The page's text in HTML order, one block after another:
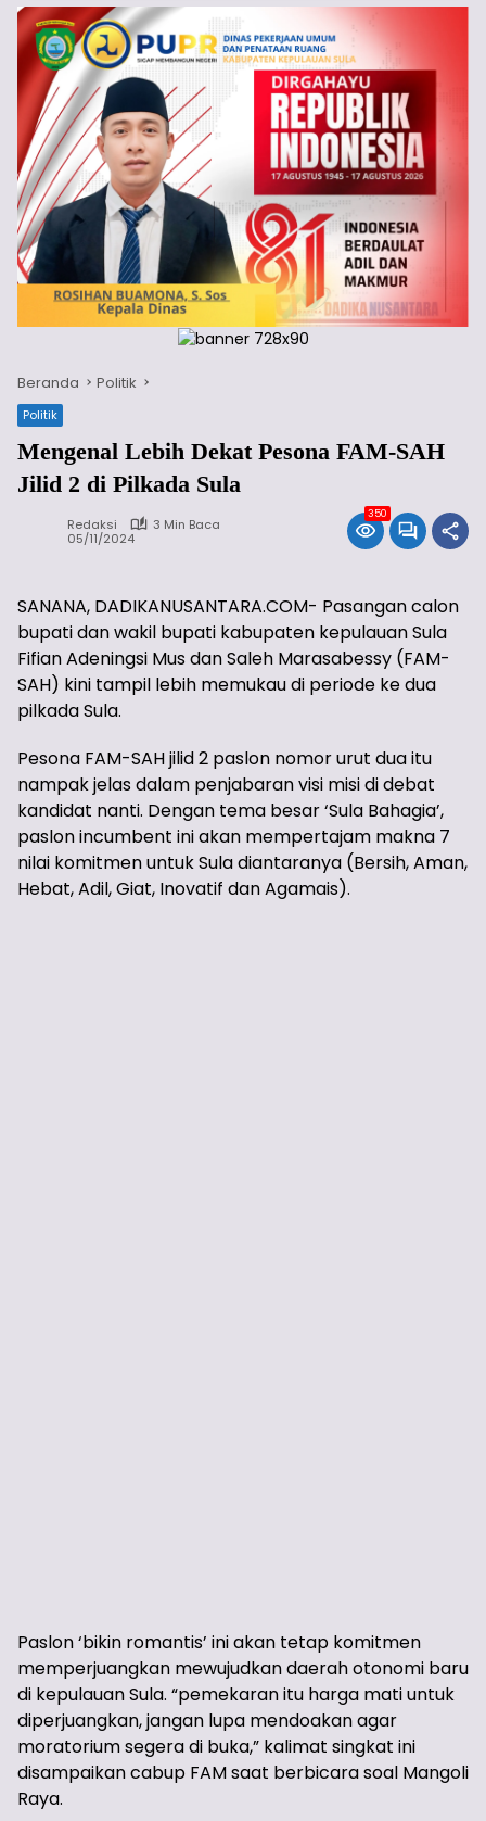
Beranda Politik
Politik
Mengenal Lebih Dekat Pesona FAM-SAH
Jilid 2 di Pilkada Sula
Redaksi
3 Min Baca
05/11/2024
350
SANANA, DADIKANUSANTARA.COM- Pasangan calon
bupati dan wakil bupati kabupaten kepulauan Sula
Fifian Adeningsi Mus dan Saleh Marasabessy (FAM-
SAH) kini tampil lebih memukau di periode ke dua
pilkada Sula.
Pesona FAM-SAH jilid 2 paslon nomor urut dua itu
nampak jelas dalam penjabaran visi misi di debat
kandidat nanti. Dengan tema besar ‘Sula Bahagia’,
paslon incumbent ini akan mempertajam makna 7
nilai komitmen untuk Sula diantaranya (Bersih, Aman,
Hebat, Adil, Giat, Inovatif dan Agamais).
Paslon ‘bikin romantis’ ini akan tetap komitmen
memperjuangkan mewujudkan daerah otonomi baru
di kepulauan Sula. “pemekaran itu harga mati untuk
diperjuangkan, jangan lupa mendoakan agar
moratorium segera di buka,” kalimat singkat ini
disampaikan cabup FAM saat berbicara soal Mangoli
Raya.